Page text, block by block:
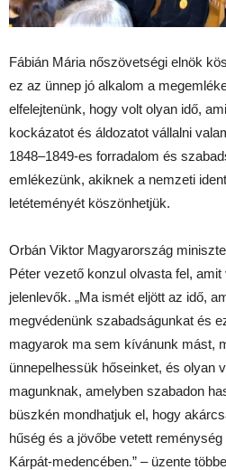
Fábián Mária nőszövetségi elnök
ez az ünnep jó alkalom a
elfelejtenünk, hogy volt olyan idő,
kockázatot és áldozatot vállalni
1848–1849-es forradalom és
emlékezünk, akiknek a nemzeti
letéteményét köszönhetjük.
Orbán Viktor Magyarország
Péter vezető konzul olvasta fel,
jelenlevők. „Ma ismét eljött az idő,
megvédenünk szabadságunkat és
magyarok ma sem kívánunk mást,
ünnepelhessük hőseinket, és olyan
magunknak, amelyben szabadon
büszkén mondhatjuk el, hogy
hűség és a jövőbe vetett
Kárpát-medencében.” – üzente